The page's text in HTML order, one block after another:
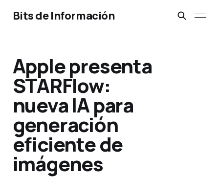
Bits de Información
Apple presenta
STARFlow:
nueva IA para
generación
eficiente de
imágenes